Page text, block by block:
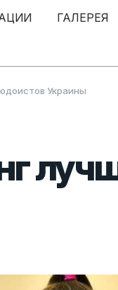
ГАЛЕРЕЯ
Украины